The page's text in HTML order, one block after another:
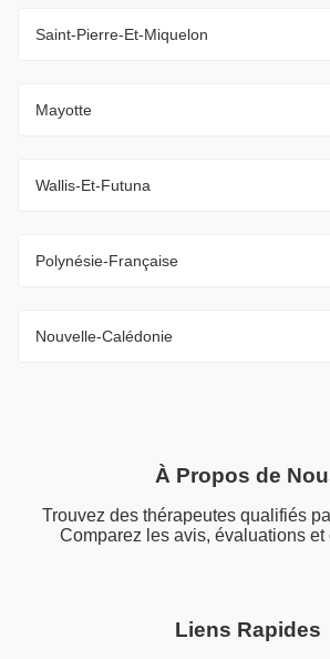
Saint-Pierre-Et-Miquelon
Mayotte
Wallis-Et-Futuna
Polynésie-Française
Nouvelle-Calédonie
À Propos de
Trouvez des thérapeutes qualifiés
Comparez les avis, évaluations et
Liens Rapides